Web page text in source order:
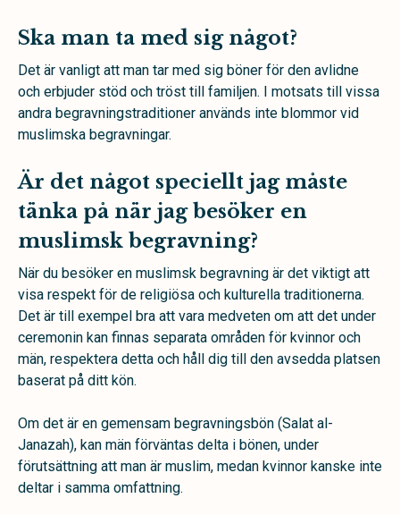
Ska man ta med sig något?
Det är vanligt att man tar med sig böner för den avlidne
och erbjuder stöd och tröst till familjen. I motsats till vissa
andra begravningstraditioner används inte blommor vid
muslimska begravningar.
Är det något speciellt jag måste
tänka på när jag besöker en
muslimsk begravning?
När du besöker en muslimsk begravning är det viktigt att
visa respekt för de religiösa och kulturella traditionerna.
Det är till exempel bra att vara medveten om att det under
ceremonin kan finnas separata områden för kvinnor och
män, respektera detta och håll dig till den avsedda platsen
baserat på ditt kön.
Om det är en gemensam begravningsbön (Salat al-
Janazah), kan män förväntas delta i bönen, under
förutsättning att man är muslim, medan kvinnor kanske inte
deltar i samma omfattning.